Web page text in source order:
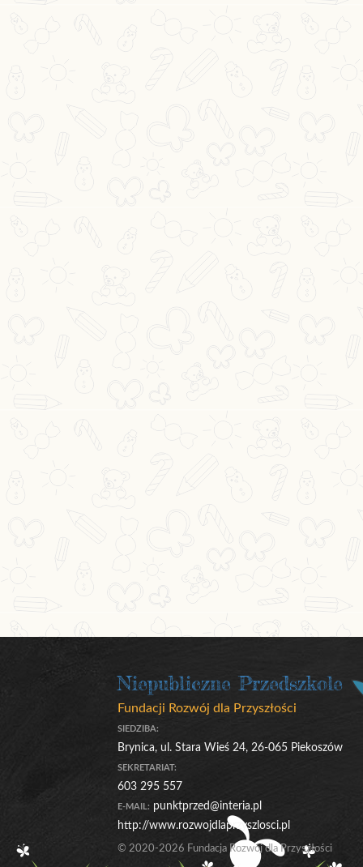
Niepubliczne Przedszkole
Fundacji Rozwój dla Przyszłości
SIEDZIBA:
Brynica, ul. Stara Wieś 24, 26-065 Piekoszów
SEKRETARIAT:
603 295 557
E-MAIL: punktprzed@interia.pl
http://www.rozwojdlaprzyszlosci.pl
© 2020-2026 Fundacja Rozwój dla Przyszłości